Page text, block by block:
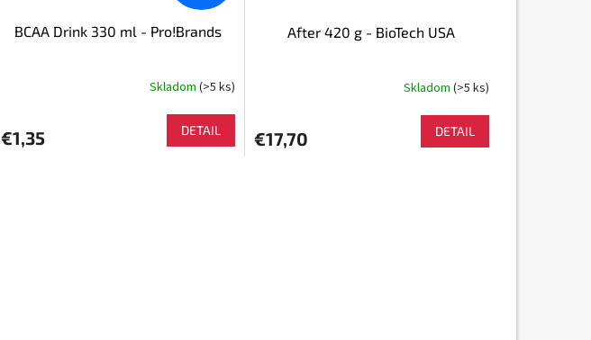
BCAA Drink 330 ml - Pro!Brands
Skladom (>5 ks)
€1,35 DETAIL
After 420 g - BioTech USA
Skladom (>5 ks)
€17,70 DETAIL